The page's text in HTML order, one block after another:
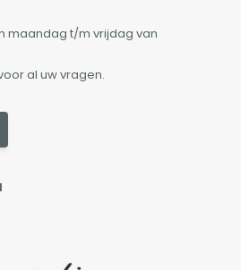
maandag t/m vrijdag van
al uw vragen.